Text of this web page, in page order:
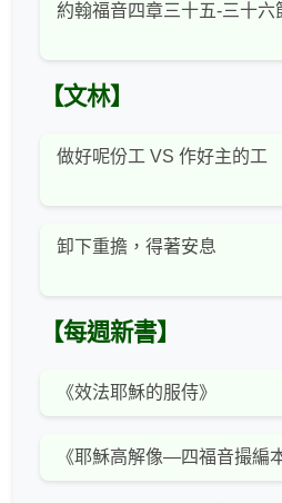
約翰福音四章三十五-三十六
【文林】
做好呢份工 VS 作好主的工
卸下重擔，得著安息
【每週新書】
《效法耶穌的服侍》
《耶穌高解像—四福音撮編